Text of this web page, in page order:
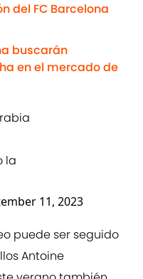
del FC Barcelona
buscarán
en el mercado de
la
11, 2023
puede ser seguido
Antoine